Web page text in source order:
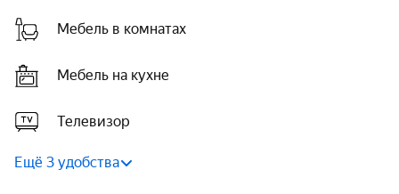
Мебель в комнатах
Мебель на кухне
Телевизор
Ещё 3 удобства